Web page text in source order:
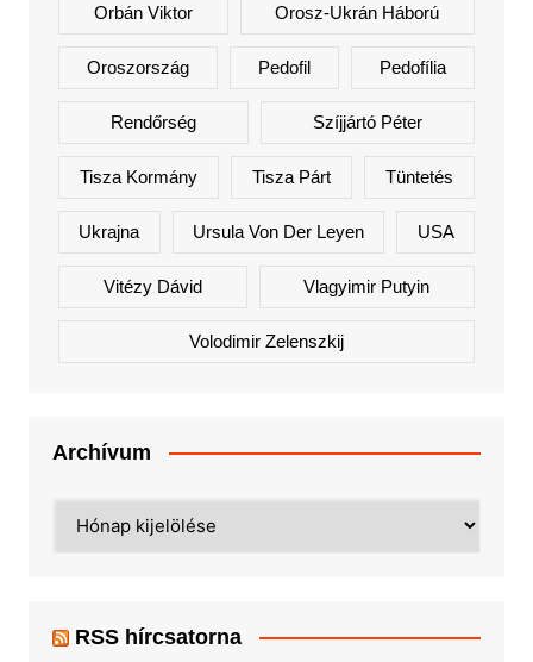
Orbán Viktor Orosz-Ukrán Háború
Oroszország Pedofil Pedofília
Rendőrség Szíjjártó Péter
Tisza Kormány Tisza Párt Tüntetés
Ukrajna Ursula Von Der Leyen USA
Vitézy Dávid Vlagyimir Putyin
Volodimir Zelenszkij
Archívum
RSS hírcsatorna